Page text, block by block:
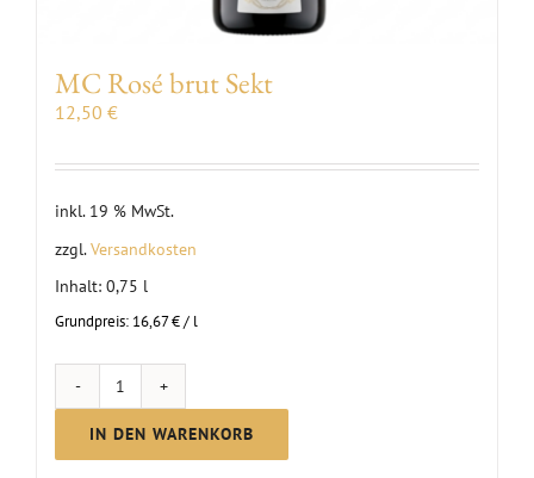
MC Rosé brut Sekt
12,50 €
inkl. 19 % MwSt.
zzgl.Versandkosten
Inhalt: 0,75 l
Grundpreis: 16,67€/ l
MC
Rosé
brut
IN DEN WARENKORB